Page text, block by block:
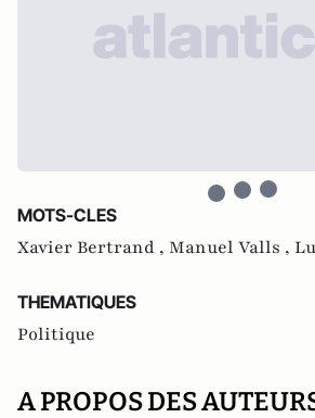
MOTS-CLES
Xavier Bertrand , Manuel Valls ,
THEMATIQUES
Politique
A PROPOS DES